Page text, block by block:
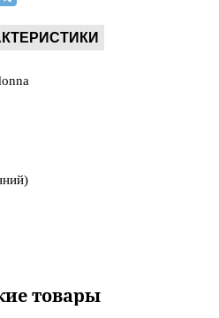
товары